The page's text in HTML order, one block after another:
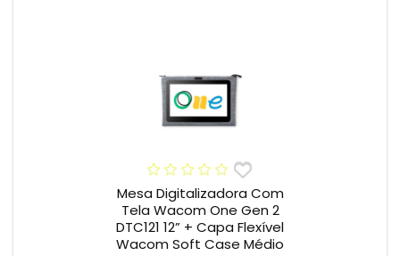
Mesa Digitalizadora Com
Tela Wacom One Gen 2
DTC121 12” + Capa Flexível
Wacom Soft Case Médio